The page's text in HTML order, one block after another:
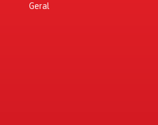
Geral